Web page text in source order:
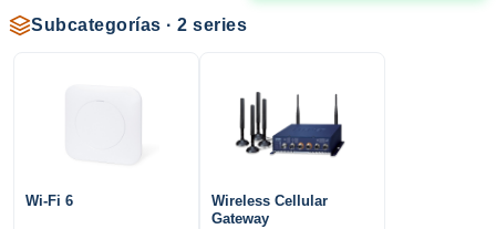
Subcategorías · 2 series
Wi-Fi 6
Wireless Cellular
Gateway